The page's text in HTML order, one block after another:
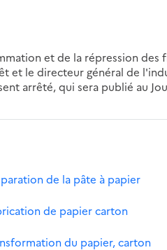
et de la répression des
et le directeur général de
arrêté, qui sera publié au
de la pâte à papier
de papier carton
du papier, carton